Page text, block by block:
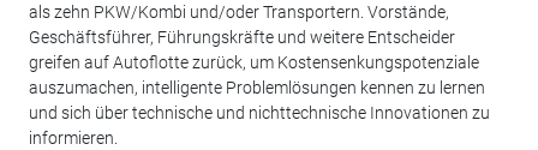
als zehn PKW/Kombi und/oder Transportern. Vorstände,
Geschäftsführer, Führungskräfte und weitere Entscheider
greifen auf Autoflotte zurück, um Kostensenkungspotenziale
auszumachen, intelligente Problemlösungen kennen zu lernen
und sich über technische und nichttechnische Innovationen zu
informieren.